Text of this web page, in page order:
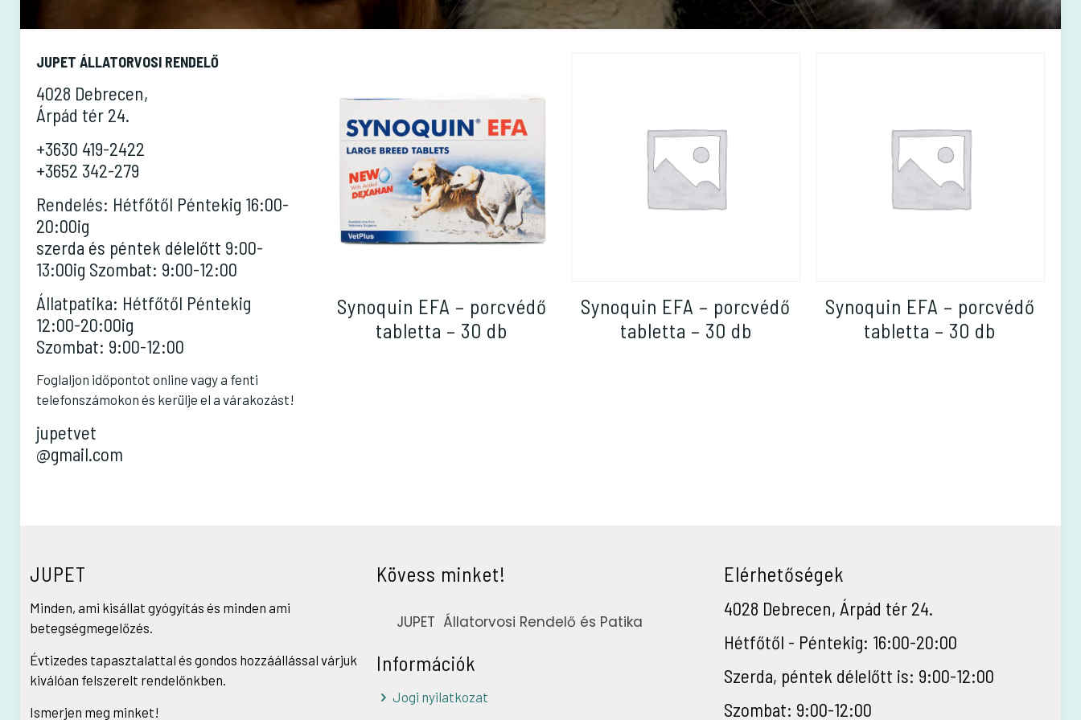
Synoquin EFA – porcvédő
tabletta – 30 db
Synoquin EFA – porcvédő
tabletta – 30 db
Synoquin EFA – porcvédő
tabletta – 30 db
JUPET ÁLLATORVOSI RENDELŐ
4028 Debrecen,
Árpád tér 24.
+3630 419-2422
+3652 342-279
Rendelés: Hétfőtől Péntekig 16:00-
20:00ig
szerda és péntek délelőtt 9:00-
13:00ig Szombat: 9:00-12:00
Állatpatika: Hétfőtől Péntekig
12:00-20:00ig
Szombat: 9:00-12:00
Foglaljon időpontot online vagy a fenti
telefonszámokon és kerülje el a várakozást!
jupetvet
@gmail.com
JUPET
Minden, ami kisállat gyógyítás és minden ami
betegségmegelőzés.
Évtizedes tapasztalattal és gondos hozzáállással várjuk
kiválóan felszerelt rendelőnkben.
Ismerjen meg minket!
Kövess minket!
JUPET Állatorvosi Rendelő és Patika
Információk
Jogi nyilatkozat
Elérhetőségek
4028 Debrecen, Árpád tér 24.
Hétfőtől - Péntekig: 16:00-20:00
Szerda, péntek délelőtt is: 9:00-12:00
Szombat: 9:00-12:00